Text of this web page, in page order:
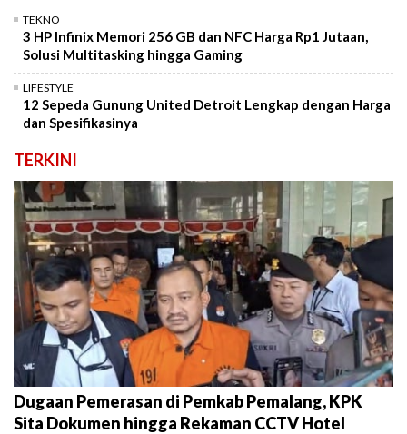
TEKNO
3 HP Infinix Memori 256 GB dan NFC Harga Rp1 Jutaan,
Solusi Multitasking hingga Gaming
LIFESTYLE
12 Sepeda Gunung United Detroit Lengkap dengan Harga
dan Spesifikasinya
TERKINI
Dugaan Pemerasan di Pemkab Pemalang, KPK
Sita Dokumen hingga Rekaman CCTV Hotel